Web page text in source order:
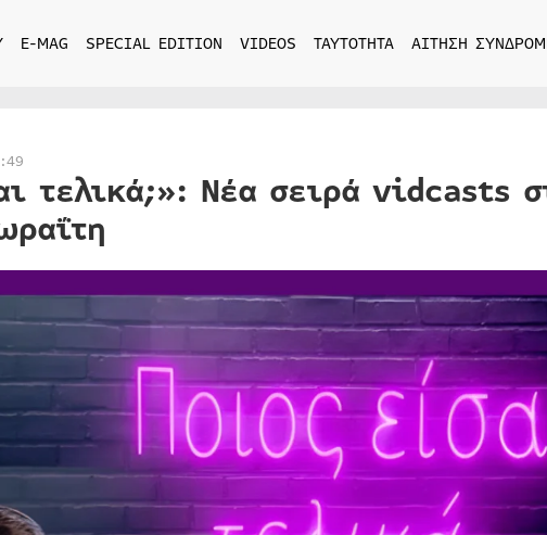
E-MAG SPECIAL EDITION VIDEOS ΤΑΥΤΟΤΗΤΑ ΑΙΤΗΣΗ
τελικά;»: Νέα σειρά vidcasts